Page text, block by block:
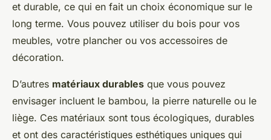
et durable, ce qui en fait un choix économique sur le
long terme. Vous pouvez utiliser du bois pour vos
meubles, votre plancher ou vos accessoires de
décoration.
D’autres matériaux durables que vous pouvez
envisager incluent le bambou, la pierre naturelle ou le
liège. Ces matériaux sont tous écologiques, durables
et ont des caractéristiques esthétiques uniques qui